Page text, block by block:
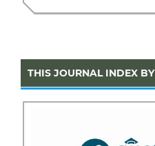
THIS JOURNAL INDEX BY